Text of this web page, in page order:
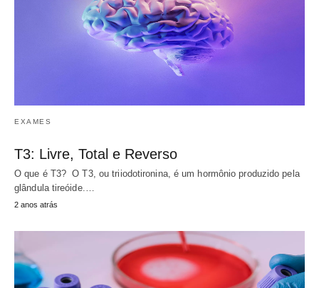
EXAMES
T3: Livre, Total e Reverso
O que é T3? O T3, ou triiodotironina, é um hormônio produzido pela
glândula tireóide.…
2 anos atrás